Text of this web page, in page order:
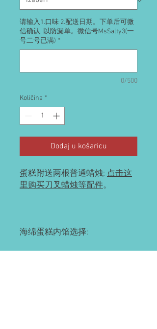
请输入1.口味 2.配送日期。下单后可微
信确认, 以防漏单。微信号MsSalty3(一
号二号已满) *
0/500
Količina *
Dodaj u košaricu
蛋糕附送两根普通蜡烛; 点击这
里购买刀叉蜡烛等配件。
海绵蛋糕内馅选择: